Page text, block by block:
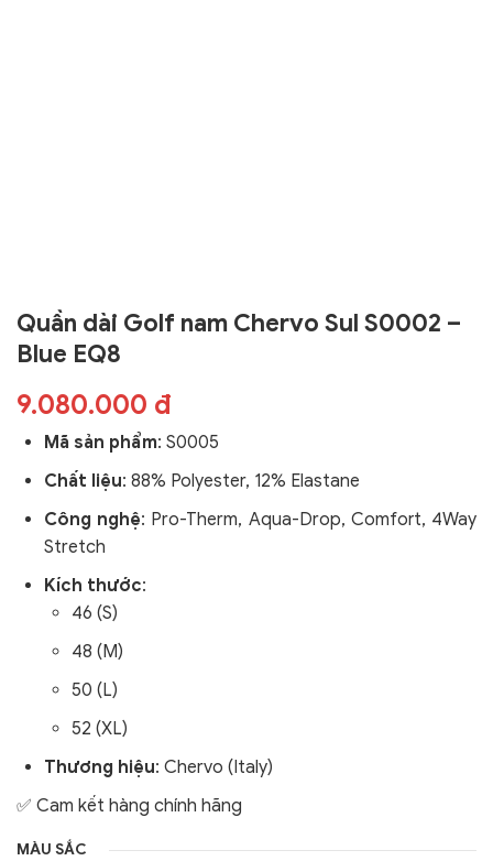
Quần dài Golf nam Chervo Sul S0002 –
Blue EQ8
9.080.000 đ
Mã sản phẩm: S0005
Chất liệu: 88% Polyester, 12% Elastane
Công nghệ: Pro-Therm, Aqua-Drop, Comfort, 4Way
Stretch
Kích thước:
46 (S)
48 (M)
50 (L)
52 (XL)
Thương hiệu: Chervo (Italy)
✅ Cam kết hàng chính hãng
MÀU SẮC